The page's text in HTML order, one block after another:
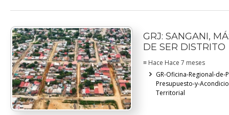
GRJ: SANGANI,
DE SER DISTRITO
≡ Hace Hace 7 meses
GR-Oficina-Regional-de-
Presupuesto-y-
Territorial